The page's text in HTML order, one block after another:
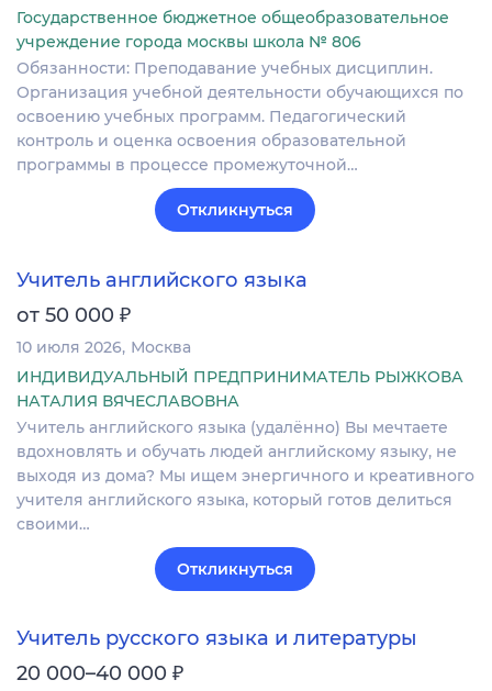
Государственное бюджетное общеобразовательное
учреждение города москвы школа № 806
Обязанности: Преподавание учебных дисциплин.
Организация учебной деятельности обучающихся по
освоению учебных программ. Педагогический
контроль и оценка освоения образовательной
программы в процессе промежуточной…
Откликнуться
Учитель английского языка
от 50 000 ₽
10 июля 2026 Москва
ИНДИВИДУАЛЬНЫЙ ПРЕДПРИНИМАТЕЛЬ РЫЖКОВА
НАТАЛИЯ ВЯЧЕСЛАВОВНА
Учитель английского языка (удалённо) Вы мечтаете
вдохновлять и обучать людей английскому языку, не
выходя из дома? Мы ищем энергичного и креативного
учителя английского языка, который готов делиться
своими…
Откликнуться
Учитель русского языка и литературы
20 000–40 000 ₽